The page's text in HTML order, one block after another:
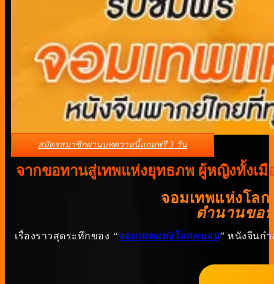
สมัครสมาชิกผ่านบทความนี้แถมฟรี 3 วัน
จากขอทานสู่เทพแห่งยุทธภพ ผู้หญิงทั้งเ
จอมเทพแห่งโล
ตำนานขอ
เรื่องราวสุดระทึกของ “จอมเทพแห่งโลกคนจน” หนังจีนกํ